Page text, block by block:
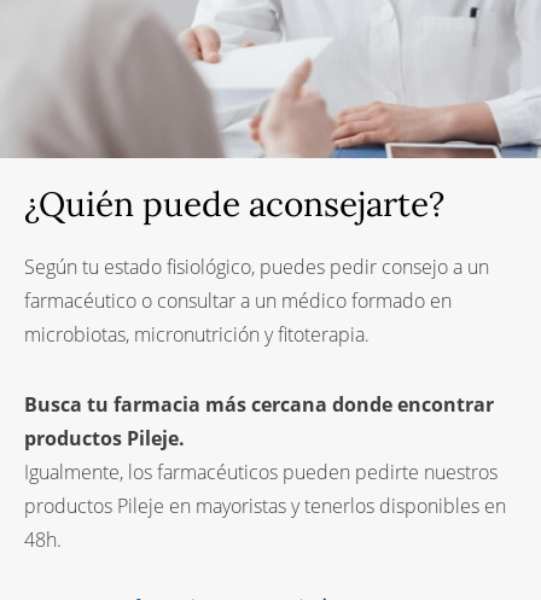
¿Quién puede aconsejarte?
Según tu estado fisiológico, puedes pedir consejo a un
farmacéutico o consultar a un médico formado en
microbiotas, micronutrición y fitoterapia.
Busca tu farmacia más cercana donde encontrar
productos Pileje.
Igualmente, los farmacéuticos pueden pedirte nuestros
productos Pileje en mayoristas y tenerlos disponibles en
48h.